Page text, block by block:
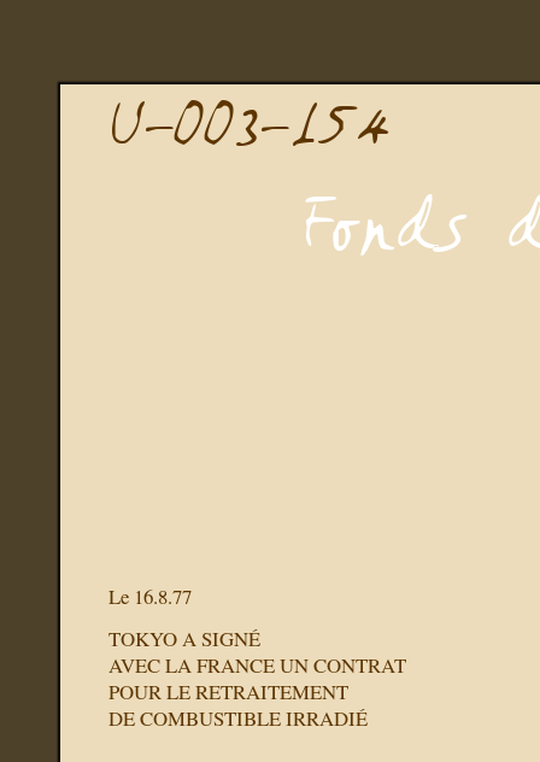
Le 16.8.77
TOKYO A SIGNÉ
AVEC LA FRANCE UN CONTRAT
POUR LE RETRAITEMENT
DE COMBUSTIBLE IRRADIÉ